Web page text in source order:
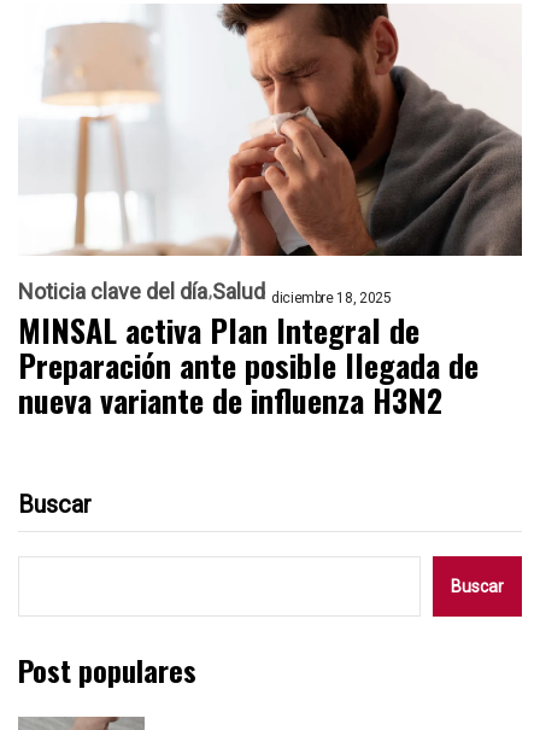
Noticia clave del día Salud diciembre 18, 2025
MINSAL activa Plan Integral de
Preparación ante posible llegada de
nueva variante de influenza H3N2
Buscar
Buscar
Post populares